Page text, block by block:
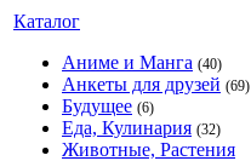
Каталог
Аниме и Манга (40)
Анкеты для друзей (69)
Будущее (6)
Еда, Кулинария (32)
Животные, Растения